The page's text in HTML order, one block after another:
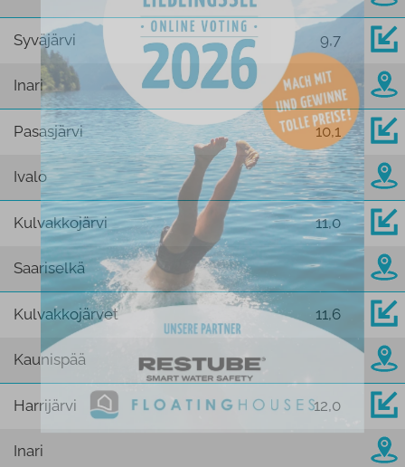
Syväjärvi 9,7
Inari
Pasasjärvi 10,1
Ivalo
Kulvakkojärvi 11,0
Saariselkä
Kulvakkojärvet 11,6
Kaunispää
Harrijärvi 12,0
Inari